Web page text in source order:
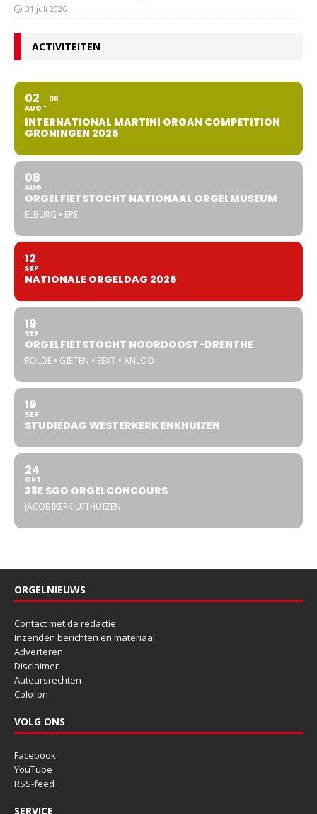
31 juli 2026
ACTIVITEITEN
02
AUG
08
INTERNATIONAL MARTINI ORGAN COMPETITION
GRONINGEN 2026
08
AUG
ORGELFIETSTOCHT NATIONAAL ORGELMUSEUM
ELBURG • EPE
12
SEP
NATIONALE ORGELDAG 2026
19
SEP
ORGELFIETSTOCHT NOORDOOST-DRENTHE
ROLDE • GIETEN • EEXT • ANLOO
19
SEP
STUDIEDAG WESTERKERK ENKHUIZEN
24
OKT
38E SGO ORGELCONCOURS
JACOBIKERK UITHUIZEN
ORGELNIEUWS
Contact met de redactie
Inzenden berichten en materiaal
Adverteren
Disclaimer
Auteursrechten
Colofon
VOLG ONS
Facebook
YouTube
RSS-feed
SERVICE